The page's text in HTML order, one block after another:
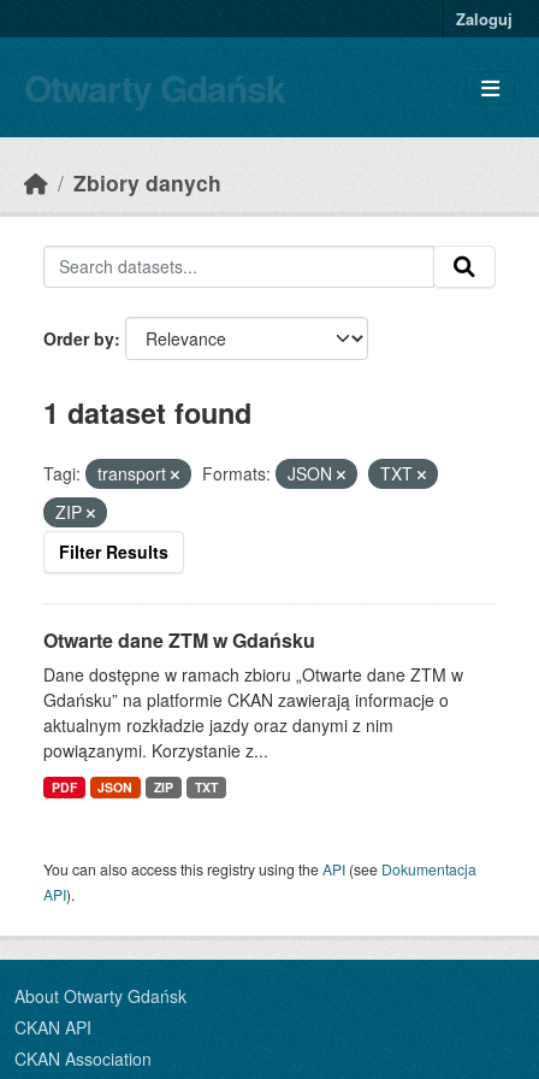
Zaloguj
Otwarty Gdańsk
Zbiory danych
Order by
1 dataset found
Tagi: transport Formats: JSON
TXT
ZIP
Filter Results
Otwarte dane ZTM w Gdańsku
Dane dostępne w ramach zbioru „Otwarte dane ZTM w
Gdańsku” na platformie CKAN zawierają informacje o
aktualnym rozkładzie jazdy oraz danymi z nim
powiązanymi. Korzystanie z...
PDF JSON ZIP TXT
You can also access this registry using theAPI (see Dokumentacja
API).
About Otwarty Gdańsk
CKAN API
CKAN Association